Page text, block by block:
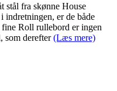
fra skønne House
indretningen, er de både
Roll rullebord er ingen
som derefter(Læs mere)